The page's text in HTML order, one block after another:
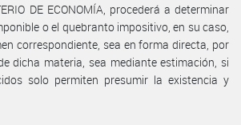
DE ECONOMÍA, procederá a determinar
o el quebranto impositivo, en su caso,
correspondiente, sea en forma directa, por
dicha materia, sea mediante estimación, si
solo permiten presumir la existencia y